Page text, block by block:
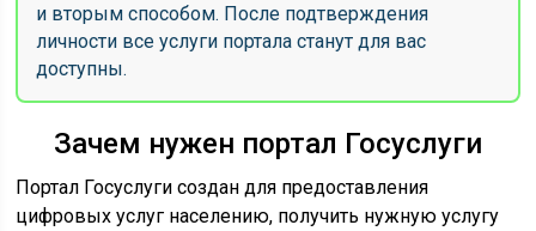
и вторым способом. После подтверждения
личности все услуги портала станут для вас
доступны.
Зачем нужен портал Госуслуги
Портал Госуслуги создан для предоставления
цифровых услуг населению, получить нужную услугу